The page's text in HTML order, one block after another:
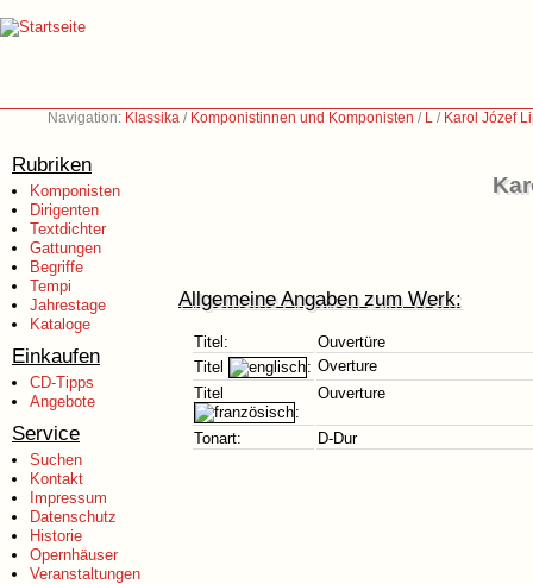
Navigation: Klassika / Komponistinnen und Komponisten / L / Karol Józef
Rubriken
Komponisten
Dirigenten
Textdichter
Gattungen
Begriffe
Tempi
Jahrestage
Kataloge
Einkaufen
CD-Tipps
Angebote
Service
Suchen
Kontakt
Impressum
Datenschutz
Historie
Opernhäuser
Veranstaltungen
Allgemeine Angaben zum Werk:
Titel:
Ouvertüre
Titel
: Overture
Titel
:
Ouverture
Tonart: D-Dur